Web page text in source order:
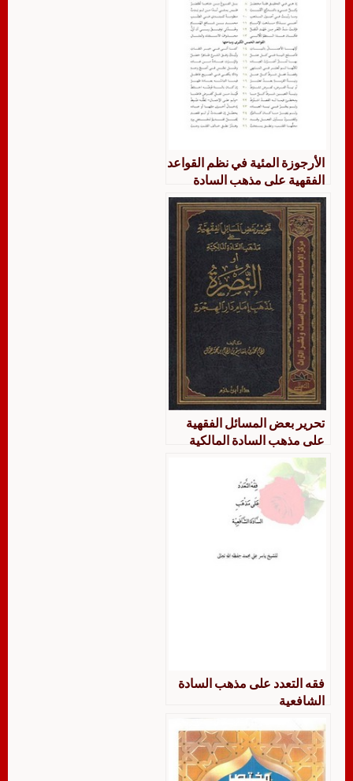
الأرجوزة المئية في نظم القواعد
الفقهية على مذهب السادة
الشافعية
تحرير بعض المسائل الفقهية
على مذهب السادة المالكية
النصرة لمذهب إمام دار الهجرة
فقه التعدد على مذهب السادة
الشافعية